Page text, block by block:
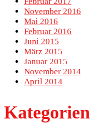
November 2016
Mai 2016
Februar 2016
Juni 2015
März 2015
Januar 2015
November 2014
April 2014
Kategorien